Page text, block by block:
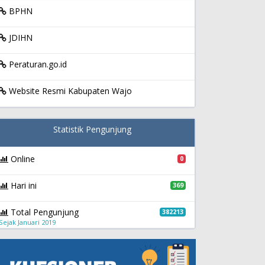
BPHN
JDIHN
Peraturan.go.id
Website Resmi Kabupaten Wajo
Statistik Pengunjung
Online 0
Hari ini 369
Total Pengunjung 382213
Januari 2019